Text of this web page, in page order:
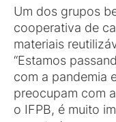
Um dos grupos
cooperativa de
materiais
“Estamos
com a pandemia
preocupam com
o IFPB, é muito